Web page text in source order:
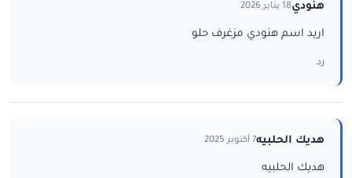
هنودي18 يناير 2026
اريد اسم هنودي مزغرف حلو
رد
هديك الحلبيه7 أكتوبر 2025
هديك الحلبيه